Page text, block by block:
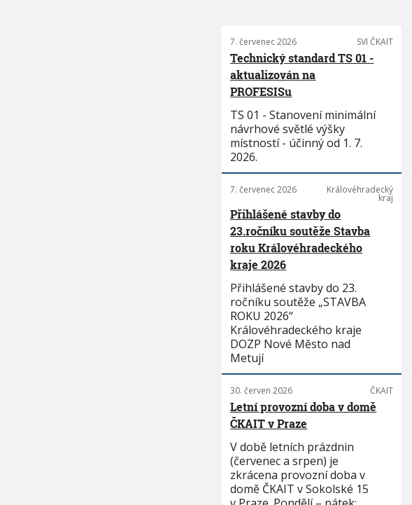
7. červenec 2026 SVI ČKAIT
Technický standard TS 01 -
aktualizován na
PROFESISu
TS 01 - Stanovení minimální
návrhové světlé výšky
místností - účinný od 1. 7.
2026.
7. červenec 2026 Královéhradecký
kraj
Přihlášené stavby do
23.ročníku soutěže Stavba
roku Královéhradeckého
kraje 2026
Přihlášené stavby do 23.
ročníku soutěže „STAVBA
ROKU 2026“
Královéhradeckého kraje
DOZP Nové Město nad
Metují
30. červen 2026 ČKAIT
Letní provozní doba v domě
ČKAIT v Praze
V době letních prázdnin
(červenec a srpen) je
zkrácena provozní doba v
domě ČKAIT v Sokolské 15